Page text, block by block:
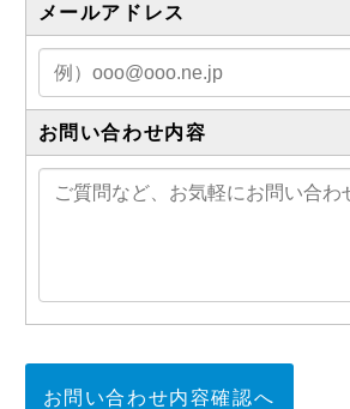
メールアドレス
お問い合わせ内容
お問い合わせ内容確認へ